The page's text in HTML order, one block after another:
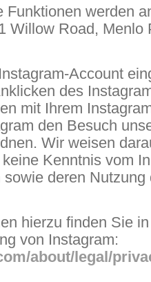
Funktionen werden
Willow Road, Menlo
Account
des
mit Ihrem
den Besuch
Wir weisen
Kenntnis vom
deren Nutzung
hierzu finden Sie
von Instagram:
about/legal/